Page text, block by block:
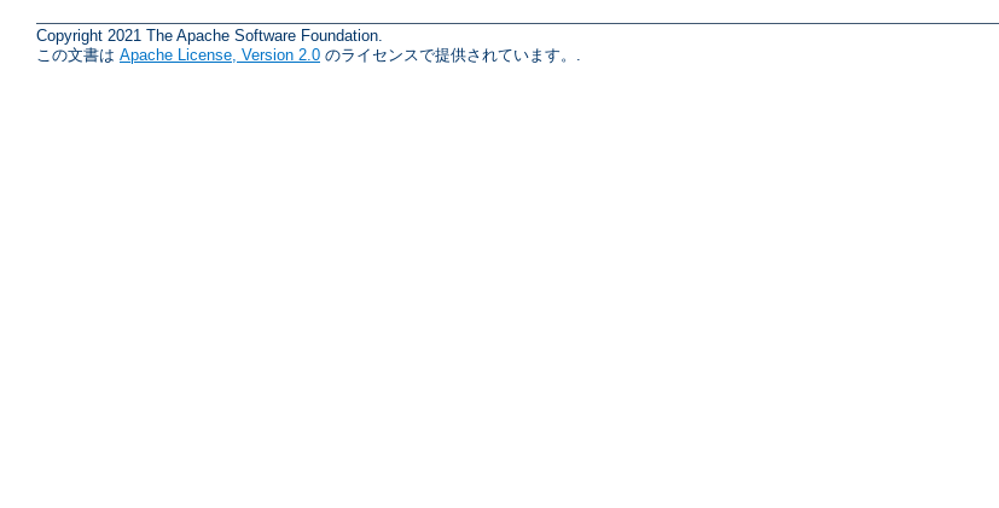
Copyright 2021 The Apache Software Foundation.
この文書は Apache License, Version 2.0 のライセンスで提供されています。.